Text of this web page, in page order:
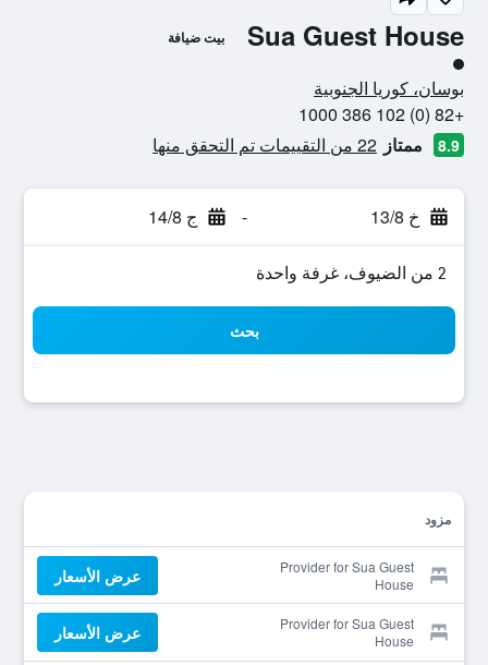
Sua Guest House بيت ضيافة
تقييم فئة 1
بوسان، كوريا الجنوبية
+82 (0) 102 386 1000
8.9 ممتاز 22 من التقييمات تم التحقق منها
خ 13/8 - ج 14/8
2 من الضيوف، غرفة واحدة
بحث
مزود
Provider for Sua Guest
House
عرض الأسعار
Provider for Sua Guest
House
عرض الأسعار